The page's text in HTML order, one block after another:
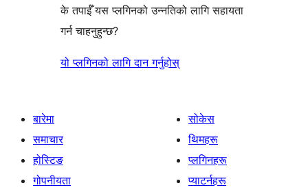
के तपाईँ यस प्लगिनको उन्नतिको लागि सहायता
गर्न चाहनुहुन्छ?
यो प्लगिनको लागि दान गर्नुहोस्
बारेमा
समाचार
होस्टिङ
गोपनीयता
सोकेस
थिमहरू
प्लगिनहरू
प्याटर्नहरू